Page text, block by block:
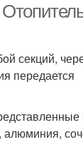
секций,
передается
алюминия,